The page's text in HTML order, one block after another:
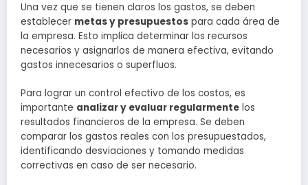
Una vez que se tienen claros los gastos, se deben
establecer metas y presupuestos para cada área de
la empresa. Esto implica determinar los recursos
necesarios y asignarlos de manera efectiva, evitando
gastos innecesarios o superfluos.
Para lograr un control efectivo de los costos, es
importante analizar y evaluar regularmente los
resultados financieros de la empresa. Se deben
comparar los gastos reales con los presupuestados,
identificando desviaciones y tomando medidas
correctivas en caso de ser necesario.